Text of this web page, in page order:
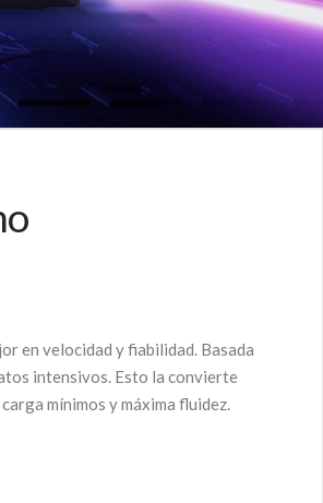
en velocidad y fiabilidad. Basada
intensivos. Esto la convierte
mínimos y máxima fluidez.